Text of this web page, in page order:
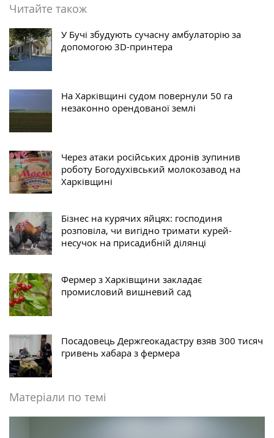
Читайте також
У Бучі збудують сучасну амбулаторію за
допомогою 3D-принтера
На Харківщині судом повернули 50 га
незаконно орендованої землі
Через атаки російських дронів зупинив
роботу Богодухівський молокозавод на
Харківщині
Бізнес на курячих яйцях: господиня
розповіла, чи вигідно тримати курей-
несучок на присадибній ділянці
Фермер з Харківщини закладає
промисловий вишневий сад
Посадовець Держгеокадастру взяв 300 тисяч
гривень хабара з фермера
Матеріали по темі